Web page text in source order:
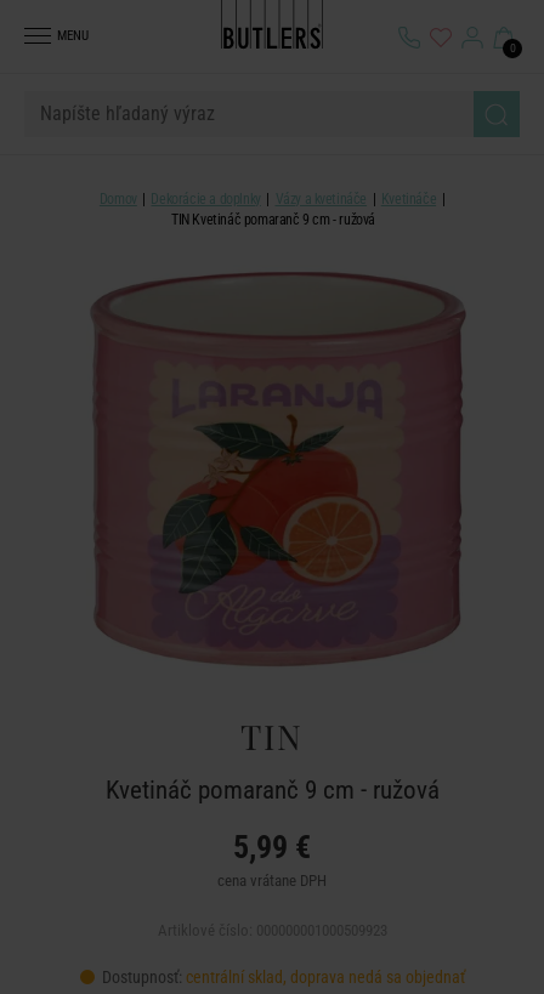
MENU
0
Domov Dekorácie a doplnky Vázy a kvetináče
Kvetináče
TIN Kvetináč pomaranč 9 cm - ružová
TIN
Kvetináč pomaranč 9 cm - ružová
5,99 €
cena vrátane DPH
Dostupnosť: centrální sklad, doprava nedá sa objednať